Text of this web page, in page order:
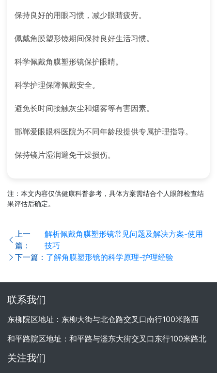
保持良好的用眼习惯，减少眼睛疲劳。
佩戴角膜塑形镜期间保持良好生活习惯。
科学佩戴角膜塑形镜保护眼睛。
科学护理保障佩戴安全。
避免长时间接触灰尘和烟雾等有害因素。
邯郸爱眼眼科医院为不同年龄段提供专属护理指导。
保持镜片湿润避免干燥损伤。
注：本文内容仅供健康科普参考，具体方案需结合个人眼部检查结
果评估后确定。
上一
篇：
解析佩戴角膜塑形镜常见问题及解决方案-使用
技巧
下一篇： 了解角膜塑形镜的科学原理-护理经验
联系我们
东柳院区地址：东柳大街与北仓路交叉口南行100米路西
和平路院区地址：和平路与滏东大街交叉口东行100米路北
关注我们